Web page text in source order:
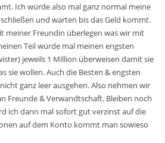
Ich würde also mal ganz normal meine
und warten bis das Geld kommt.
meiner Freundin überlegen was wir mit
Teil würde mal meinen engsten
jeweils 1 Million überweisen damit sie
sie wollen. Auch die Besten & engsten
ganz leer ausgehen. Also nehmen wir
Freunde & Verwandtschaft. Bleiben noch
ich dann mal sofort gut verzinst auf die
auf dem Konto kommt man sowieso